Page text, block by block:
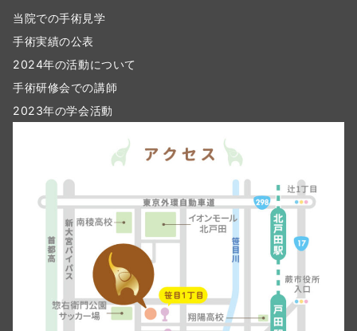
当院での手術見学
手術実績の公表
2024年の活動について
手術研修会での講師
2023年の学会活動